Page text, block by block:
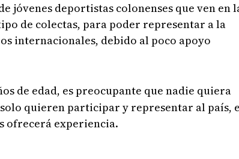
jóvenes deportistas colonenses que ven en
de colectas, para poder representar a la
internacionales, debido al poco apoyo
de edad, es preocupante que nadie quiera
quieren participar y representar al país,
ofrecerá experiencia.